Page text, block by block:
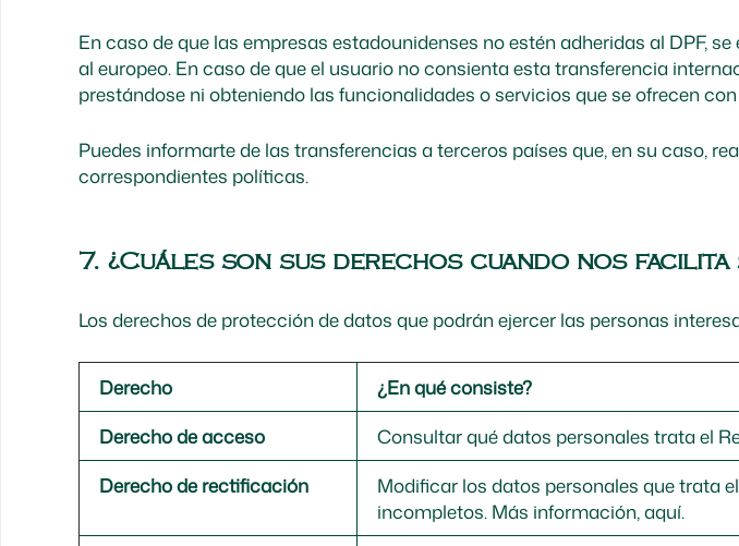
En caso de que las empresas estadounidenses no estén adheridas al DPF,
al europeo. En caso de que el usuario no consienta esta transferencia
prestándose ni obteniendo las funcionalidades o servicios que se ofrecen
Puedes informarte de las transferencias a terceros países que, en su caso,
correspondientes políticas.
7. ¿Cuáles son sus derechos cuando nos facilita
Los derechos de protección de datos que podrán ejercer las personas
Derecho
¿En qué consiste?
Derecho de acceso
Consultar qué datos personales trata el
Derecho de rectificación
Modificar los datos personales que trata
incompletos. Más información, aquí.